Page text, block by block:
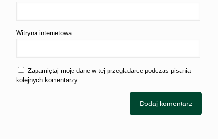
Witryna internetowa
Zapamiętaj moje dane w tej przeglądarce podczas pisania
kolejnych komentarzy.